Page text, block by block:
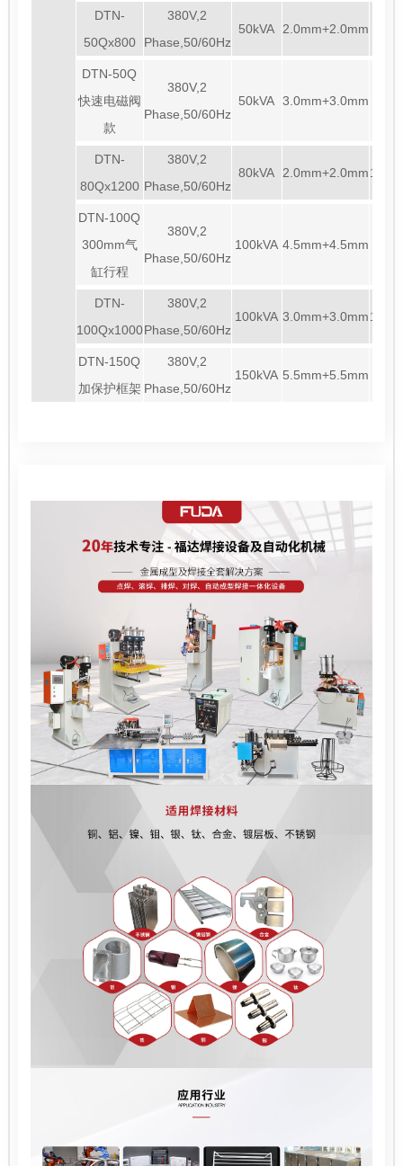
DTN-
50Qx800
380V,2
Phase,50/60Hz
50kVA 2.0mm+2.0mm
DTN-50Q
快速电磁阀
款
380V,2
Phase,50/60Hz
50kVA 3.0mm+3.0mm
DTN-
80Qx1200
380V,2
Phase,50/60Hz
80kVA 2.0mm+2.0mm
DTN-100Q
300mm气
缸行程
380V,2
Phase,50/60Hz
100kVA 4.5mm+4.5mm
DTN-
100Qx1000
380V,2
Phase,50/60Hz
100kVA 3.0mm+3.0mm
DTN-150Q
加保护框架
380V,2
Phase,50/60Hz
150kVA 5.5mm+5.5mm